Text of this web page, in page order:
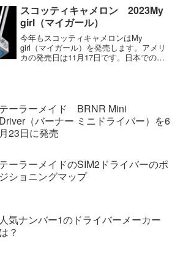
テルスはフェースが60層のカーボンで出
来ています。こ...
スコッティキャメロン 2023My
girl（マイガール）
今年もスコッティキャメロンはMy
girl（マイガール）を発売します。アメリ
カの発売日は11月17日です。日本での発
テーラーメイド BRNR Mini
Driver（バーナー ミニドライバー）を6
月23日に発売
テーラーメイドのSIM2ドライバーのポ
ジショニングマップ
人気ナンバー1のドライバーメーカー
は？